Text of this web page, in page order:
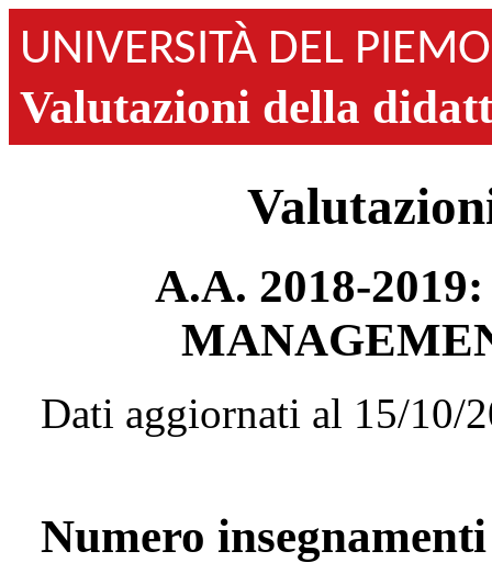
UNIVERSITÀ DEL
Valutazioni della
A.A. 2018-
Dati aggiornati al 15/10/
Numero